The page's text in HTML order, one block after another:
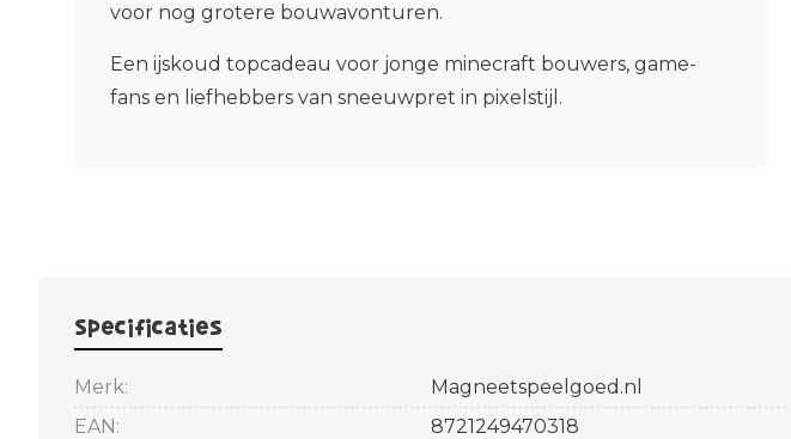
voor nog grotere bouwavonturen.
Een ijskoud topcadeau voor jonge minecraft bouwers, game-
fans en liefhebbers van sneeuwpret in pixelstijl.
Specificaties
Merk:
Magneetspeelgoed.nl
EAN:
8721249470318